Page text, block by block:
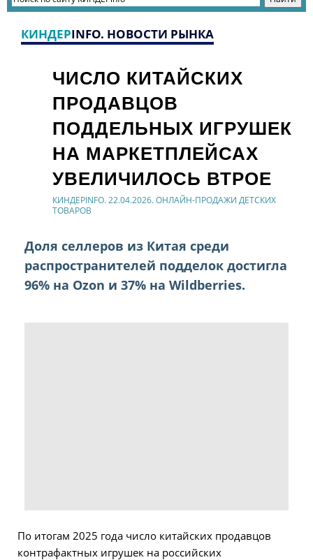
КИНДЕРINFO. НОВОСТИ РЫНКА
ЧИСЛО КИТАЙСКИХ
ПРОДАВЦОВ
ПОДДЕЛЬНЫХ ИГРУШЕК
НА МАРКЕТПЛЕЙСАХ
УВЕЛИЧИЛОСЬ ВТРОЕ
КИНДЕРINFO. 22.04.2026. ОНЛАЙН-ПРОДАЖИ ДЕТСКИХ
ТОВАРОВ
Доля селлеров из Китая среди
распространителей подделок достигла
96% на Ozon и 37% на Wildberries.
По итогам 2025 года число китайских продавцов
контрафактных игрушек на российских